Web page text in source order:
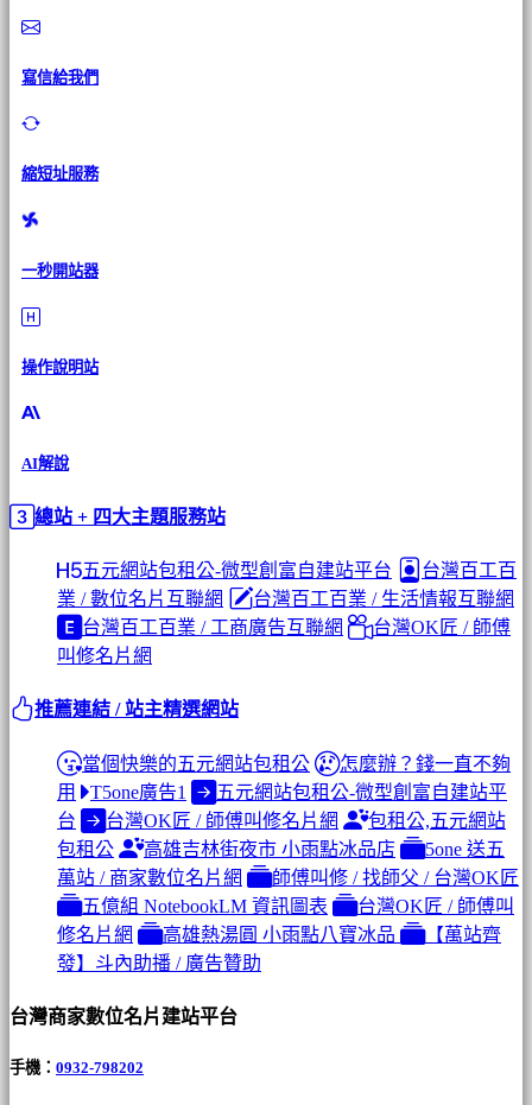
寫信給我們
縮短址服務
一秒開站器
操作說明站
AI解說
總站 + 四大主題服務站
五元網站包租公-微型創富自建站平台
台灣百工百
業 / 數位名片互聯網
台灣百工百業 / 生活情報互聯網
台灣百工百業 / 工商廣告互聯網
台灣OK匠 / 師傅
叫修名片網
推薦連結 / 站主精選網站
當個快樂的五元網站包租公
怎麼辦？錢一直不夠
用
T5one廣告1
五元網站包租公-微型創富自建站平
台
台灣OK匠 / 師傅叫修名片網
包租公,五元網站
包租公
高雄吉林街夜市 小雨點冰品店
5one 送五
萬站 / 商家數位名片網
師傅叫修 / 找師父 / 台灣OK匠
五億組 NotebookLM 資訊圖表
台灣OK匠 / 師傅叫
修名片網
高雄熱湯圓 小雨點八寶冰品
【萬站齊
發】斗內助播 / 廣告贊助
台灣商家數位名片建站平台
手機： 0932-798202